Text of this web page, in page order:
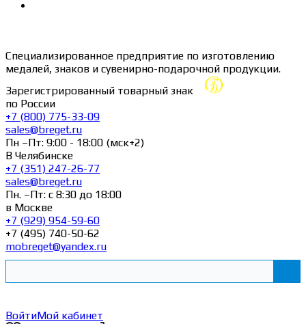
Специализированное предприятие по изготовлению
медалей, знаков и сувенирно-подарочной продукции.
Зарегистрированный товарный знак
по России
+7 (800) 775-33-09
sales@breget.ru
Пн –Пт: 9:00 - 18:00 (мск+2)
В Челябинске
+7 (351) 247-26-77
sales@breget.ru
Пн. –Пт: с 8:30 до 18:00
в Москве
+7 (929) 954-59-60
+7 (495) 740-50-62
mobreget@yandex.ru
ВойтиМой кабинет